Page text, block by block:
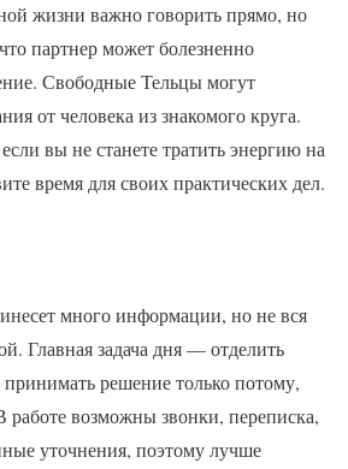
жизни важно говорить прямо, но
партнер может болезненно
Свободные Тельцы могут
от человека из знакомого круга.
вы не станете тратить энергию на
время для своих практических дел.
много информации, но не вся
Главная задача дня — отделить
решение только потому,
работе возможны звонки, переписка,
уточнения, поэтому лучше